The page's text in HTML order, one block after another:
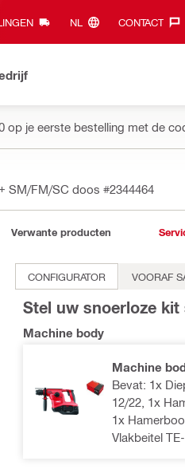
NL‎ CONTACT‎
op je eerste bestelling met de
SM/FM/SC doos #2344464
Verwante producten
CONFIGURATOR VOORAF
Stel uw snoerloze kit
Machine body
Machine
Bevat: 1x
12/22, 1x
1x
Vlakbeitel